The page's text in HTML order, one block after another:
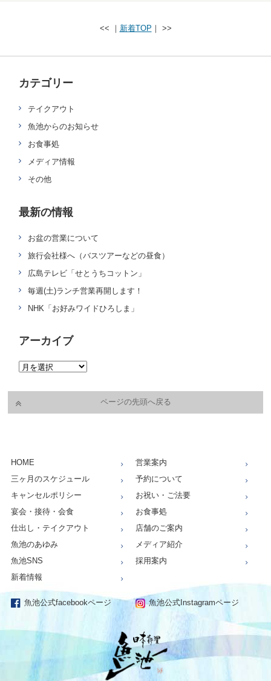
<< ｜ 新着TOP ｜ >>
カテゴリー
テイクアウト
魚池からのお知らせ
お食事処
メディア情報
その他
最新の情報
お盆の営業について
旅行会社様へ（バスツアーなどの昼食）
広島テレビ「せとうちコットン」
毎週(土)ランチ営業再開します！
NHK「お好みワイドひろしま」
アーカイブ
ページの先頭へ戻る
HOME
営業案内
三ヶ月のスケジュール
予約について
キャンセルポリシー
お祝い・ご法要
宴会・接待・会食
お食事処
仕出し・テイクアウト
店舗のご案内
魚池のあゆみ
メディア紹介
魚池SNS
採用案内
新着情報
魚池公式facebookページ 魚池公式Instagramページ
仕出し、お